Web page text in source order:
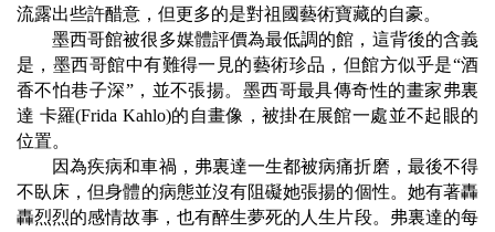
流露出些許醋意，但更多的是對祖國藝術寶藏的自豪。
墨西哥館被很多媒體評價為最低調的館，這背後的含義
是，墨西哥館中有難得一見的藝術珍品，但館方似乎是“酒
香不怕巷子深”，並不張揚。墨西哥最具傳奇性的畫家弗裏
達 卡羅(Frida Kahlo)的自畫像，被掛在展館一處並不起眼的
位置。
因為疾病和車禍，弗裏達一生都被病痛折磨，最後不得
不臥床，但身體的病態並沒有阻礙她張揚的個性。她有著轟
轟烈烈的感情故事，也有醉生夢死的人生片段。弗裏達的每